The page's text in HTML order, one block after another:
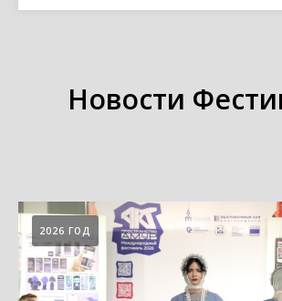
Новости
2026 ГОД